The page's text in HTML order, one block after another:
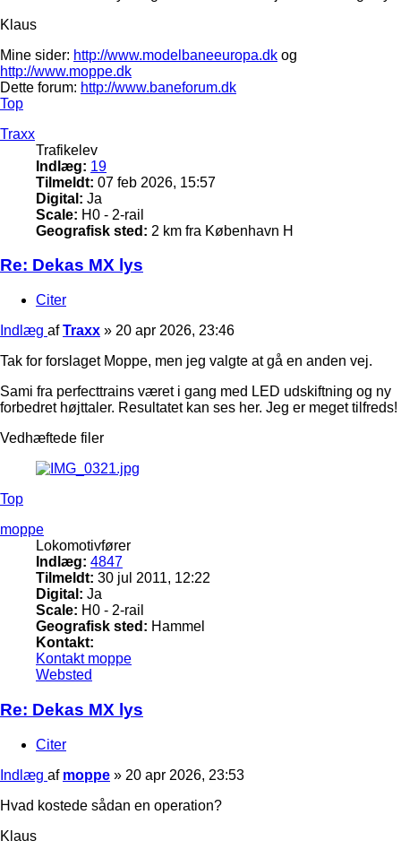
Klaus
Mine sider: http://www.modelbaneeuropa.dk og
http://www.moppe.dk
Dette forum: http://www.baneforum.dk
Top
Traxx
Trafikelev
Indlæg: 19
Tilmeldt: 07 feb 2026, 15:57
Digital: Ja
Scale: H0 - 2-rail
Geografisk sted: 2 km fra København H
Re: Dekas MX lys
Citer
Indlæg afTraxx » 20 apr 2026, 23:46
Tak for forslaget Moppe, men jeg valgte at gå en anden vej.
Sami fra perfecttrains været i gang med LED udskiftning og ny
forbedret højttaler. Resultatet kan ses her. Jeg er meget tilfreds!
Vedhæftede filer
Top
moppe
Lokomotivfører
Indlæg: 4847
Tilmeldt: 30 jul 2011, 12:22
Digital: Ja
Scale: H0 - 2-rail
Geografisk sted: Hammel
Kontakt:
Kontakt moppe
Websted
Re: Dekas MX lys
Citer
Indlæg af moppe » 20 apr 2026, 23:53
Hvad kostede sådan en operation?
Klaus